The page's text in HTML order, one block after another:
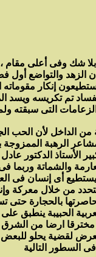
بلا شك وفى أعلى
إنكار
تم تكريسه ويسد
الداخل لأن الحب
والشماتة
أى إنسان فى
يتحدد من خلال معركة
الحبيبة ينطبق على
لقضية يحلو